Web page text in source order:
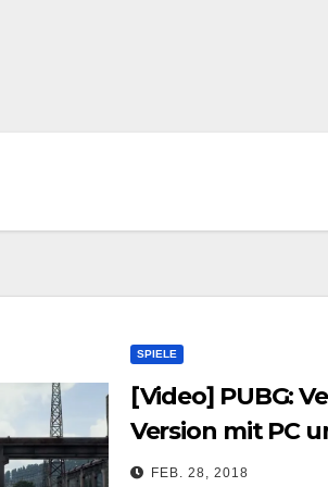
SPIELE
[Video] PUBG:
Version mit PC
FEB. 28, 2018